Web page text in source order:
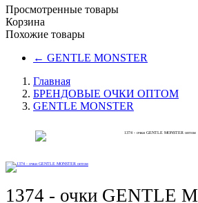
по 20 шт)
4TEEN подростковые оправы
GUALUS KIDS детские оправы
PRIMAVERA солнцезащитные
лоты)
RAYBAN (последние лоты)
Просмотренные товары
Корзина
Похожие товары
← GENTLE MONSTER
Главная
БРЕНДОВЫЕ ОЧКИ ОПТОМ
GENTLE MONSTER
1374 - очки GENTLE